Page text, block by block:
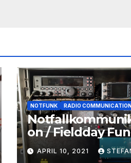
NOTFUNK RADIO
on / Fieldday
APRIL 10, 2021